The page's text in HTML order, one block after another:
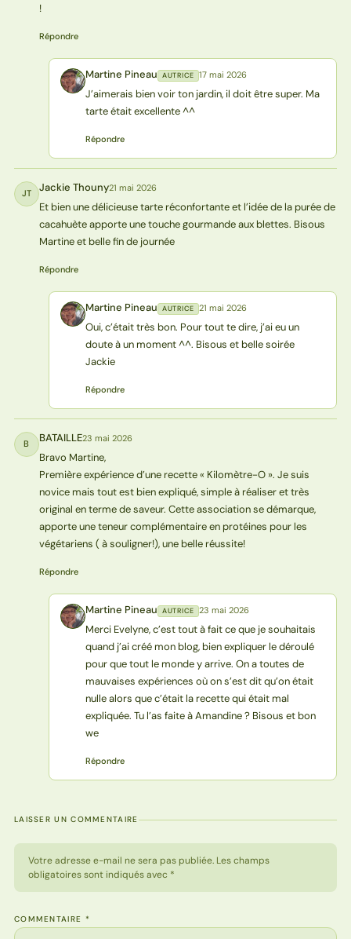
!
Répondre
MP Martine Pineau AUTRICE 17 mai 2026
J’aimerais bien voir ton jardin, il doit être super. Ma
tarte était excellente ^^
Répondre
JT Jackie Thouny21 mai 2026
Et bien une délicieuse tarte réconfortante et l’idée de la purée de
cacahuète apporte une touche gourmande aux blettes. Bisous
Martine et belle fin de journée
Répondre
MP Martine Pineau AUTRICE 21 mai 2026
Oui, c’était très bon. Pour tout te dire, j’ai eu un
doute à un moment ^^. Bisous et belle soirée
Jackie
Répondre
B BATAILLE23 mai 2026
Bravo Martine,
Première expérience d’une recette « Kilomètre-O ». Je suis
novice mais tout est bien expliqué, simple à réaliser et très
original en terme de saveur. Cette association se démarque,
apporte une teneur complémentaire en protéines pour les
végétariens ( à souligner!), une belle réussite!
Répondre
MP Martine Pineau AUTRICE 23 mai 2026
Merci Evelyne, c’est tout à fait ce que je souhaitais
quand j’ai créé mon blog, bien expliquer le déroulé
pour que tout le monde y arrive. On a toutes de
mauvaises expériences où on s’est dit qu’on était
nulle alors que c’était la recette qui était mal
expliquée. Tu l’as faite à Amandine ? Bisous et bon
we
Répondre
LAISSER UN COMMENTAIRE
Votre adresse e-mail ne sera pas publiée. Les champs
obligatoires sont indiqués avec *
COMMENTAIRE *